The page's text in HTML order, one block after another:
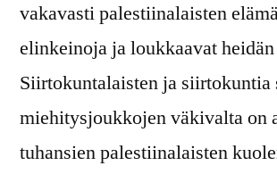
vakavasti palestiinalaisten
elinkeinoja ja loukkaavat
Siirtokuntalaisten ja siirtokuntia
miehitysjoukkojen väkivalta on
tuhansien palestiinalaisten